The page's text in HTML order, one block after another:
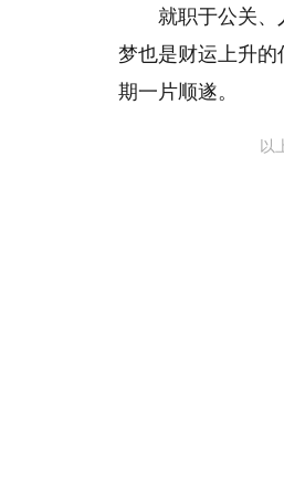
就职于公关、
梦也是财运上升
期一片顺遂。
以